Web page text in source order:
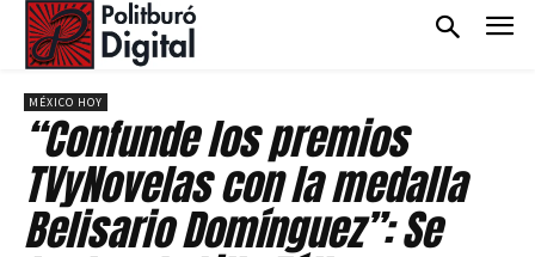
MÉXICO HOY
“Confunde los premios
TVyNovelas con la medalla
Belisario Domínguez”: Se